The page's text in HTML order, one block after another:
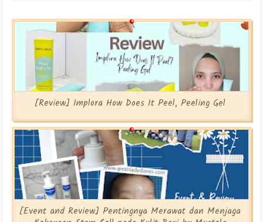
[Review] Implora How Does It Peel, Peeling Gel
[Event and Review] Pentingnya Merawat dan Menjaga